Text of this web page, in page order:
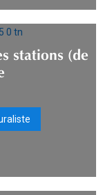
stations (de